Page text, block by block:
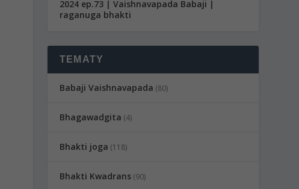
2024 ep.73 | Vaishnavapada Babaji |
raganuga bhakti
TEMATY
Babaji Vaishnavapada (80)
Bhagawadgita (4)
Bhakti joga (118)
Bhakti Kwadrans(90)